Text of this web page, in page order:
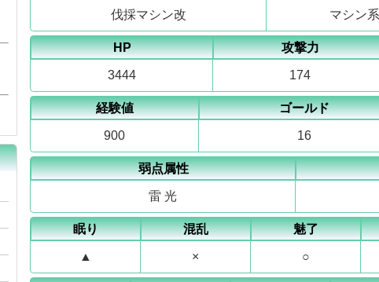
伐採マシン改 マシン系
HP 攻撃力
3444 174
経験値 ゴールド
900 16
弱点属性
雷 光
眠り 混乱 魅了
▲ × ○